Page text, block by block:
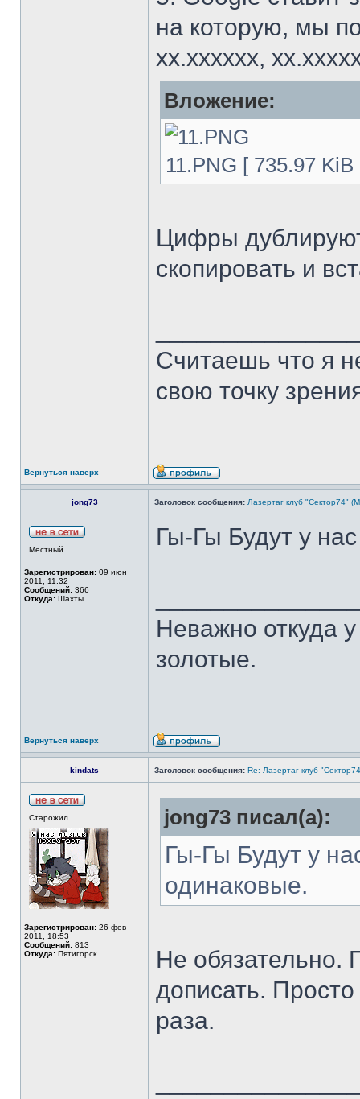
на которую, мы
хх.хххххх,
Вложение:
11.PNG [ 735.97
Цифры
скопировать и
Считаешь что я
свою точку
Вернуться наверх
jong73 Заголовок сообщения: Лазертаг клуб "Сектор74"
Местный
Зарегистрирован: 09 июн
2011, 11:32
Сообщений: 366
Откуда: Шахты
Гы-Гы Будут у
Неважно откуда
золотые.
Вернуться наверх
kindats Заголовок сообщения: Re: Лазертаг клуб
Старожил
Зарегистрирован: 26 фев
2011, 18:53
Сообщений: 813
Откуда: Пятигорск
jong73 писал(а):
Гы-Гы Будут у
одинаковые.
Не обязательно.
дописать. Просто
раза.